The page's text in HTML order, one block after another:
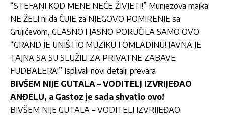
“STEFANI KOD MENE NEĆE ŽIVJETI!” Munjezova majka
NE ŽELI ni da ČUJE za NJEGOVO POMIRENJE sa
Grujićevom, GLASNO I JASNO PORUČILA SAMO OVO
“GRAND JE UNIŠTIO MUZIKU I OMLADINU! JAVNA JE
TAJNA SA SU SLUŽILI ZA PRIVATNE ZABAVE
FUDBALERA!” Isplivali novi detalji prevara
BIVŠEM NIJE GUTALA – VODITELJ IZVRIJEĐAO
ANĐELU, a Gastoz je sada shvatio ovo!
BIVŠEM NIJE GUTALA – VODITELJ IZVRIJEĐAO